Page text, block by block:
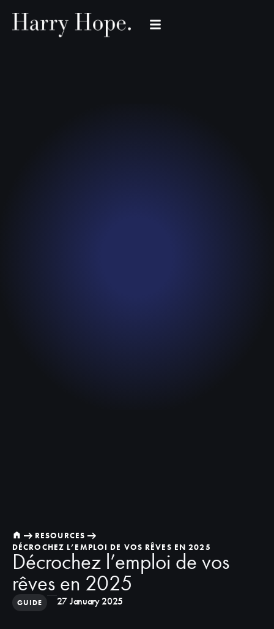
RESOURCES
DÉCROCHEZ L’EMPLOI DE VOS RÊVES EN 2025
Décrochez l’emploi de vos
rêves en 2025
GUIDE 27 January 2025